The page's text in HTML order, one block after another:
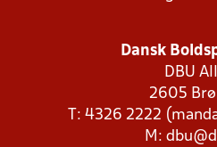
Dansk
DBU
2605
T: 4326 2222
M: